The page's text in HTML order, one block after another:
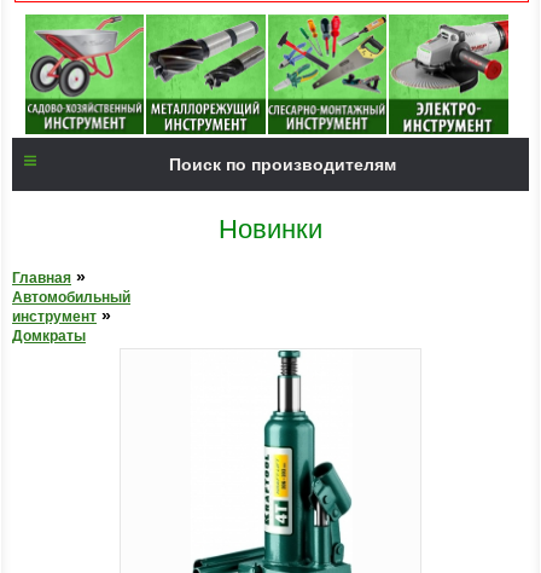
Поиск по производителям
Новинки
Главная »
Автомобильный
инструмент »
Домкраты